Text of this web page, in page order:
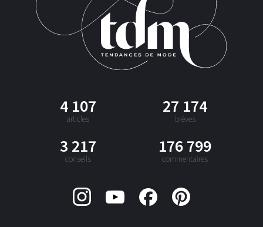
4 107
articles
27 174
brèves
3 217
conseils
176 799
commentaires